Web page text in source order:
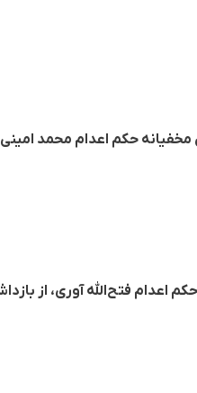
حکم اعدام محمد امینی
اعدام فتح‌الله آوری، از